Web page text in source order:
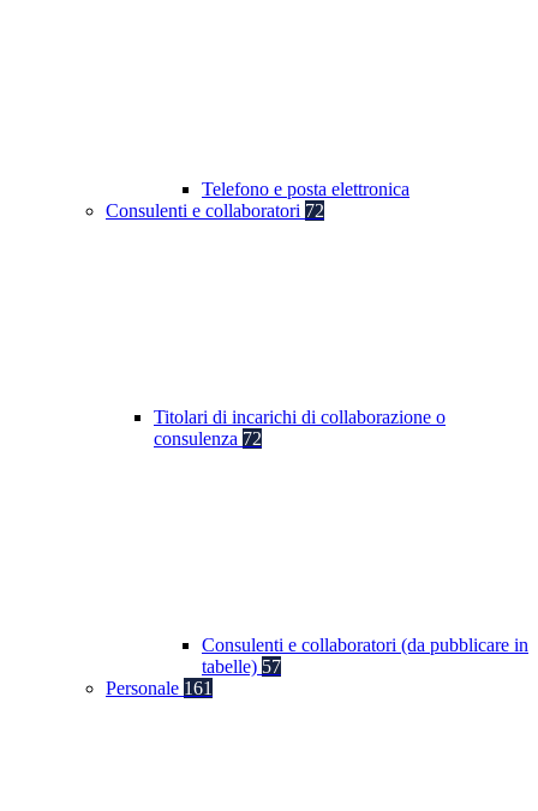
Telefono e posta elettronica
Consulenti e collaboratori 72
Titolari di incarichi di collaborazione o
consulenza 72
Consulenti e collaboratori (da pubblicare in
tabelle) 57
Personale 161